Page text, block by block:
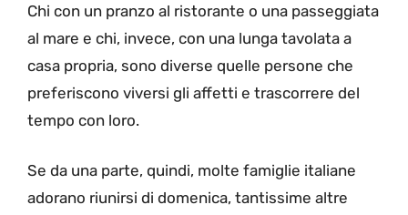
Chi con un pranzo al ristorante o una passeggiata
al mare e chi, invece, con una lunga tavolata a
casa propria, sono diverse quelle persone che
preferiscono viversi gli affetti e trascorrere del
tempo con loro.
Se da una parte, quindi, molte famiglie italiane
adorano riunirsi di domenica, tantissime altre